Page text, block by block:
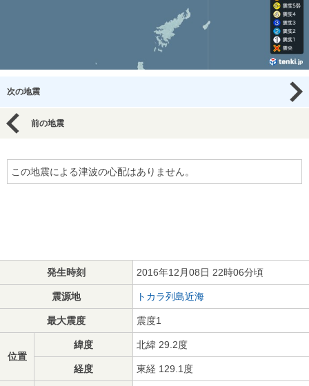
次の地震
前の地震
この地震による津波の心配はありません。
発生時刻 2016年12月08日 22時06分頃
震源地 トカラ列島近海
最大震度 震度1
位置
緯度 北緯 29.2度
経度 東経 129.1度